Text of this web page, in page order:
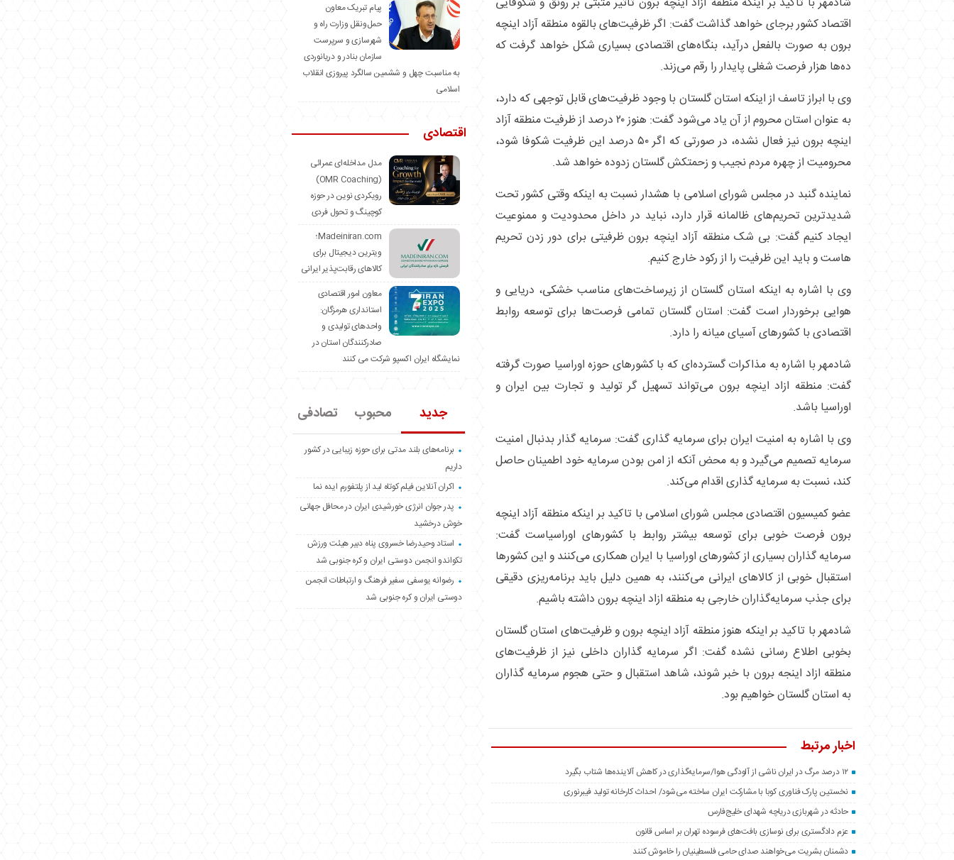
اقتصاد کشور برجای خواهد گذاشت گفت: اگر ظرفیت‌های بالقوه منطقه آزاد اینچه
برون به صورت بالفعل درآید، بنگاه‌های اقتصادی بسیاری شکل خواهد گرفت که
ده‌ها هزار فرصت شغلی پایدار را رقم می‌زند.
وی با ابراز تاسف از اینکه استان گلستان با وجود ظرفیت‌های قابل توجهی که دارد،
به عنوان استان محروم از آن یاد می‌شود گفت: هنوز ۲۰ درصد از ظرفیت منطقه آزاد
اینچه برون نیز فعال نشده، در صورتی که اگر ۵۰ درصد این ظرفیت شکوفا شود،
محرومیت از چهره مردم نجیب و زحمتکش گلستان زدوده خواهد شد.
نماینده گنبد در مجلس شورای اسلامی با هشدار نسبت به اینکه وقتی کشور تحت
شدیدترین تحریم‌های ظالمانه قرار دارد، نباید در داخل محدودیت و ممنوعیت
ایجاد کنیم گفت: بی شک منطقه آزاد اینچه برون ظرفیتی برای دور زدن تحریم
هاست و باید این ظرفیت را از رکود خارج کنیم.
وی با اشاره به اینکه استان گلستان از زیرساخت‌های مناسب خشکی، دریایی و
هوایی برخوردار است گفت: استان گلستان تمامی فرصت‌ها برای توسعه روابط
اقتصادی با کشور‌های آسیای میانه را دارد.
شادمهر با اشاره به مذاکرات گسترده‌ای که با کشور‌های حوزه اوراسیا صورت گرفته
گفت: منطقه ازاد اینچه برون می‌تواند تسهیل گر تولید و تجارت بین ایران و
اوراسیا باشد.
وی با اشاره به امنیت ایران برای سرمایه گذاری گفت: سرمایه گذار بدنبال امنیت
سرمایه تصمیم می‌گیرد و به محض آنکه از امن بودن سرمایه خود اطمینان حاصل
کند، نسبت به سرمایه گذاری اقدام می‌کند.
عضو کمیسیون اقتصادی مجلس شورای اسلامی با تاکید بر اینکه منطقه آزاد اینچه
برون فرصت خوبی برای توسعه بیشتر روابط با کشور‌های اوراسیاست گفت:
سرمایه گذاران بسیاری از کشور‌های اوراسیا با ایران همکاری می‌کنند و این کشور‌ها
استقبال خوبی از کالا‌های ایرانی می‌کنند، به همین دلیل باید برنامه‌ریزی دقیقی
برای جذب سرمایه‌گذاران خارجی به منطقه ازاد اینچه برون داشته باشیم.
شادمهر با تاکید بر اینکه هنوز منطقه آزاد اینچه برون و ظرفیت‌های استان گلستان
بخوبی اطلاع رسانی نشده گفت: اگر سرمایه گذاران داخلی نیز از ظرفیت‌های
منطقه ازاد اینجه برون با خبر شوند، شاهد استقبال و حتی هجوم سرمایه گذاران
به استان گلستان خواهیم بود.
اخبار مرتبط
۱۲ درصد مرگ در ایران ناشی از آلودگی هوا/سرمایه‌گذاری در کاهش آلاینده‌ها شتاب بگیرد
نخستین پارک فناوری کوبا با مشارکت ایران ساخته می‌شود/ احداث کارخانه تولید فیبرنوری
حادثه در شهربازی دریاچه شهدای خلیج‌فارس
عزم دادگستری برای نوسازی بافت‌های فرسوده تهران بر اساس قانون
دشمنان بشریت می‌خواهند صدای حامی فلسطینیان را خاموش کنند
️پیام تبریک معاون
حمل‌ونقل وزارت راه و
شهرسازی و سرپرست
سازمان بنادر و دریانوردی
به مناسبت چهل و ششمین سالگرد پیروزی انقلاب
اسلامی
اقتصادی
مدل مداخله‌ای عمرائی
(OMR Coaching)
رویکردی نوین در حوزه
کوچینگ و تحول فردی
Madeiniran.com؛
ویترین دیجیتال برای
کالاهای رقابت‌پذیر ایرانی
معاون امور اقتصادی
استانداری هرمزگان:
واحدهای تولیدی و
صادرکنندگان استان در
نمایشگاه ایران اکسپو شرکت می کنند
جدید محبوب تصادفی
برنامه‌های بلند مدتی برای حوزه زیبایی در کشور
داریم
اکران آنلاین فیلم کوتاه لید از پلتفورم ایده نما
پدر جوان انرژی خورشیدی ایران در محافل جهانی
خوش درخشید
استاد وحیدرضا خسروی پناه دبیر هیئت ورزش
تکواندو انجمن دوستی ایران و کره جنوبی شد
رضوانه یوسفی سفیر فرهنگ و ارتباطات انجمن
دوستی ایران و کره جنوبی شد